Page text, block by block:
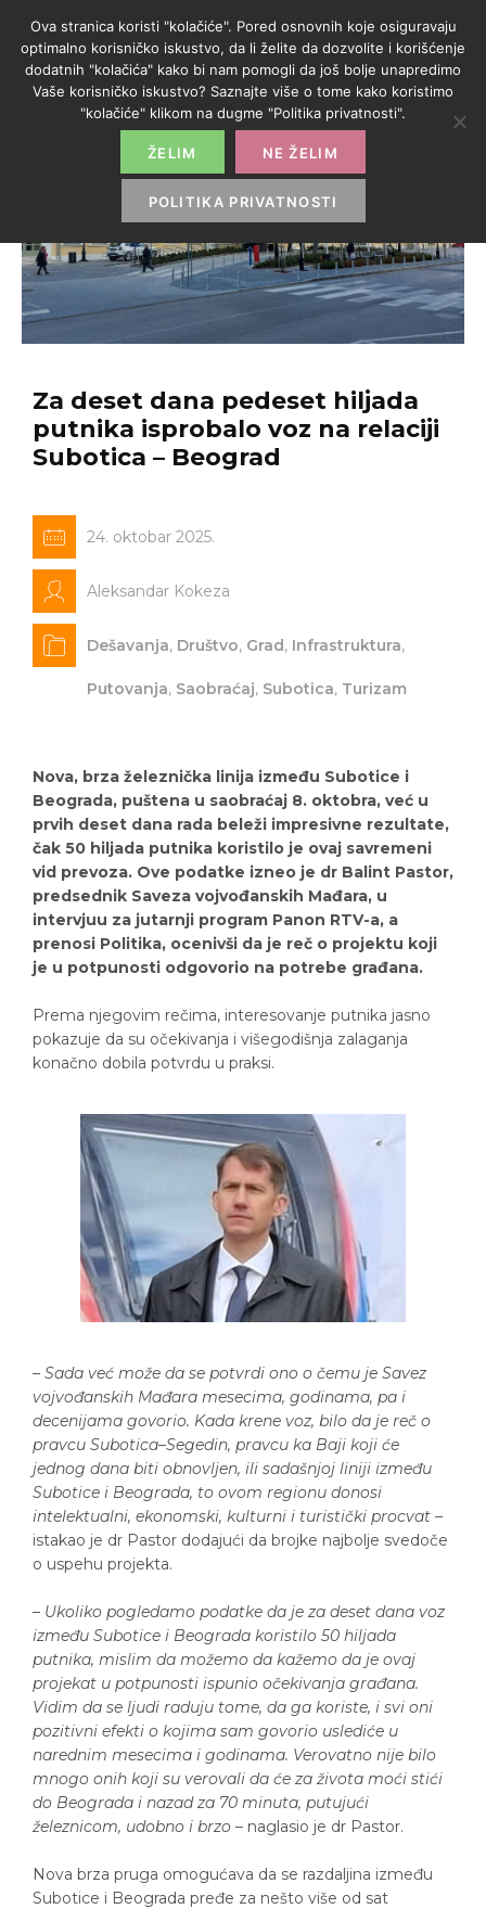
Za deset dana pedeset hiljada
putnika isprobalo voz na relaciji
Subotica – Beograd
24. oktobar 2025.
Aleksandar Kokeza
Dešavanja, Društvo, Grad, Infrastruktura,
Putovanja, Saobraćaj, Subotica, Turizam
Nova, brza železnička linija između Subotice i
Beograda, puštena u saobraćaj 8. oktobra, već u
prvih deset dana rada beleži impresivne rezultate,
čak 50 hiljada putnika koristilo je ovaj savremeni
vid prevoza. Ove podatke izneo je dr Balint Pastor,
predsednik Saveza vojvođanskih Mađara, u
intervjuu za jutarnji program Panon RTV-a, a
prenosi Politika, ocenivši da je reč o projektu koji
je u potpunosti odgovorio na potrebe građana.
Prema njegovim rečima, interesovanje putnika jasno
pokazuje da su očekivanja i višegodišnja zalaganja
konačno dobila potvrdu u praksi.
– Sada već može da se potvrdi ono o čemu je Savez
vojvođanskih Mađara mesecima, godinama, pa i
decenijama govorio. Kada krene voz, bilo da je reč o
pravcu Subotica–Segedin, pravcu ka Baji koji će
jednog dana biti obnovljen, ili sadašnjoj liniji između
Subotice i Beograda, to ovom regionu donosi
intelektualni, ekonomski, kulturni i turistički procvat –
istakao je dr Pastor dodajući da brojke najbolje svedoče
o uspehu projekta.
– Ukoliko pogledamo podatke da je za deset dana voz
između Subotice i Beograda koristilo 50 hiljada
putnika, mislim da možemo da kažemo da je ovaj
projekat u potpunosti ispunio očekivanja građana.
Vidim da se ljudi raduju tome, da ga koriste, i svi oni
pozitivni efekti o kojima sam govorio uslediće u
narednim mesecima i godinama. Verovatno nije bilo
mnogo onih koji su verovali da će za života moći stići
do Beograda i nazad za 70 minuta, putujući
železnicom, udobno i brzo – naglasio je dr Pastor.
Nova brza pruga omogućava da se razdaljina između
Subotice i Beograda pređe za nešto više od sat
Ova stranica koristi "kolačiće". Pored osnovnih koje osiguravaju
optimalno korisničko iskustvo, da li želite da dozvolite i korišćenje
dodatnih "kolačića" kako bi nam pomogli da još bolje unapredimo
Vaše korisničko iskustvo? Saznajte više o tome kako koristimo
"kolačiće" klikom na dugme "Politika privatnosti".
ŽELIM NE ŽELIM
POLITIKA PRIVATNOSTI